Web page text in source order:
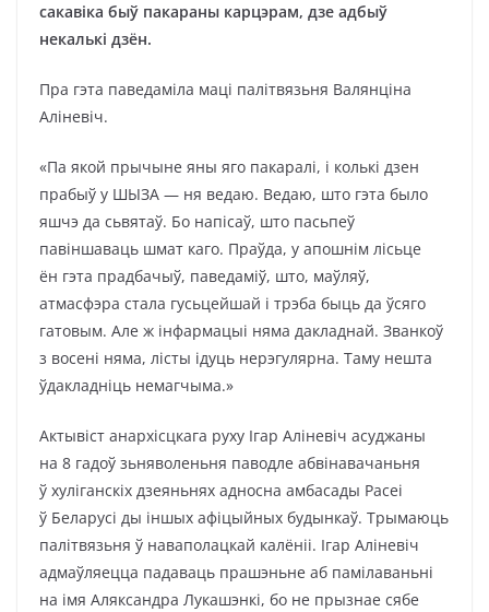
сакавіка быў пакараны карцэрам, дзе адбыў
некалькі дзён.
Пра гэта паведаміла маці палітвязьня Валянціна
Аліневіч.
«Па якой прычыне яны яго пакаралі, і колькі дзен
прабыў у ШЫЗА — ня ведаю. Ведаю, што гэта было
яшчэ да сьвятаў. Бо напісаў, што пасьпеў
павіншаваць шмат каго. Праўда, у апошнім лісьце
ён гэта прадбачыў, паведаміў, што, маўляў,
атмасфэра стала гусьцейшай і трэба быць да ўсяго
гатовым. Але ж інфармацыі няма дакладнай. Званкоў
з восені няма, лісты ідуць нерэгулярна. Таму нешта
ўдакладніць немагчыма.»
Актывіст анархісцкага руху Ігар Аліневіч асуджаны
на 8 гадоў зьняволеньня паводле абвінавачаньня
ў хуліганскіх дзеяньнях адносна амбасады Расеі
ў Беларусі ды іншых афіцыйных будынкаў. Трымаюць
палітвязьня ў наваполацкай калёніі. Ігар Аліневіч
адмаўляецца падаваць прашэньне аб памілаваньні
на імя Аляксандра Лукашэнкі, бо не прызнае сябе